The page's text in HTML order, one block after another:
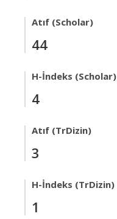
Atıf (Scholar)
44
H-İndeks (Scholar)
4
Atıf (TrDizin)
3
H-İndeks (TrDizin)
1